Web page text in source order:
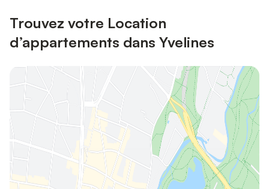
Trouvez votre Location
d’appartements dans Yvelines